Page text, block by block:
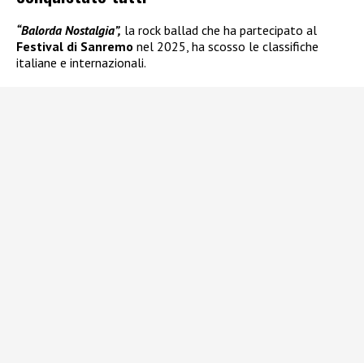
“Balorda Nostalgia”, la rock ballad che ha partecipato al
Festival di Sanremo nel 2025, ha scosso le classifiche
italiane e internazionali.